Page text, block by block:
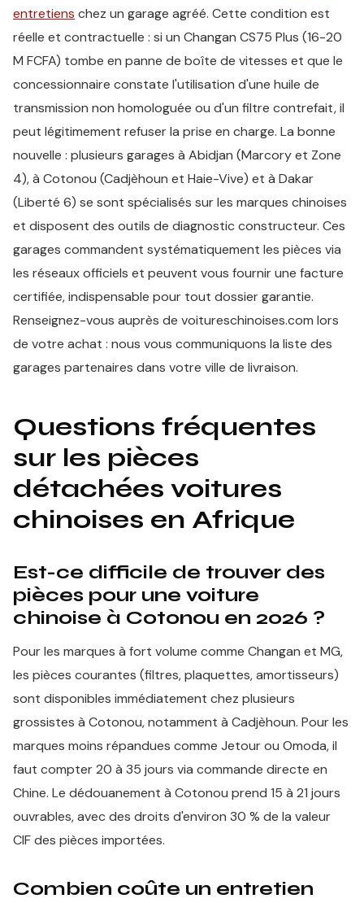
entretiens chez un garage agréé. Cette condition est
réelle et contractuelle : si un Changan CS75 Plus (16-20
M FCFA) tombe en panne de boîte de vitesses et que le
concessionnaire constate l'utilisation d'une huile de
transmission non homologuée ou d'un filtre contrefait, il
peut légitimement refuser la prise en charge. La bonne
nouvelle : plusieurs garages à Abidjan (Marcory et Zone
4), à Cotonou (Cadjèhoun et Haie-Vive) et à Dakar
(Liberté 6) se sont spécialisés sur les marques chinoises
et disposent des outils de diagnostic constructeur. Ces
garages commandent systématiquement les pièces via
les réseaux officiels et peuvent vous fournir une facture
certifiée, indispensable pour tout dossier garantie.
Renseignez-vous auprès de voitureschinoises.com lors
de votre achat : nous vous communiquons la liste des
garages partenaires dans votre ville de livraison.
Questions fréquentes
sur les pièces
détachées voitures
chinoises en Afrique
Est-ce difficile de trouver des
pièces pour une voiture
chinoise à Cotonou en 2026 ?
Pour les marques à fort volume comme Changan et MG,
les pièces courantes (filtres, plaquettes, amortisseurs)
sont disponibles immédiatement chez plusieurs
grossistes à Cotonou, notamment à Cadjèhoun. Pour les
marques moins répandues comme Jetour ou Omoda, il
faut compter 20 à 35 jours via commande directe en
Chine. Le dédouanement à Cotonou prend 15 à 21 jours
ouvrables, avec des droits d'environ 30 % de la valeur
CIF des pièces importées.
Combien coûte un entretien